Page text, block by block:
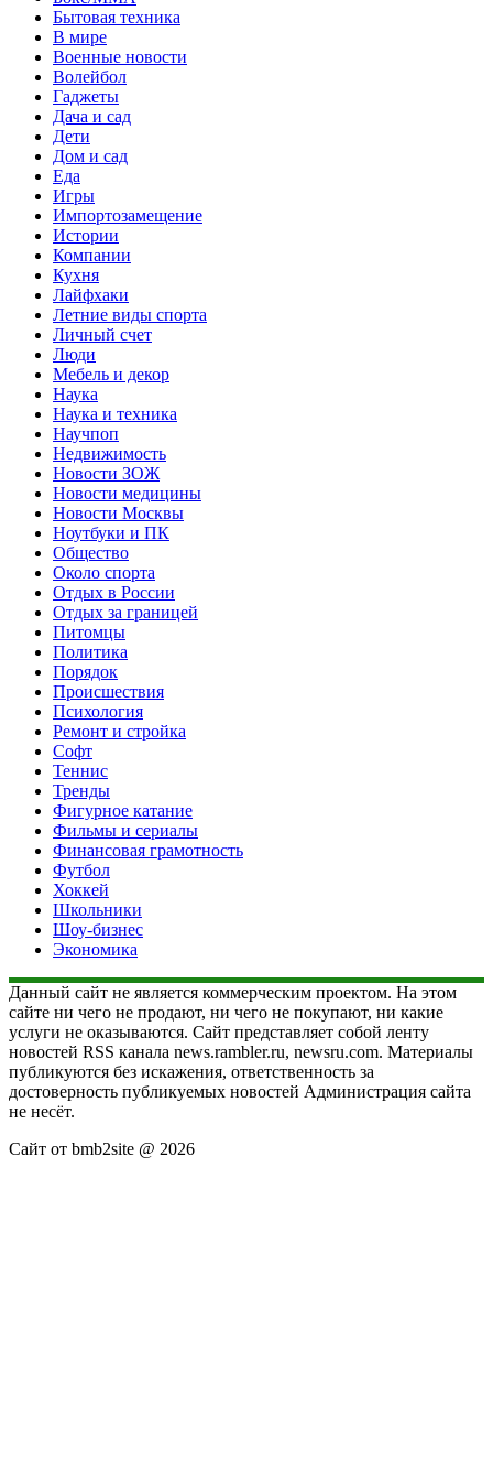
Бытовая техника
В мире
Военные новости
Волейбол
Гаджеты
Дача и сад
Дети
Дом и сад
Еда
Игры
Импортозамещение
Истории
Компании
Кухня
Лайфхаки
Летние виды спорта
Личный счет
Люди
Мебель и декор
Наука
Наука и техника
Научпоп
Недвижимость
Новости ЗОЖ
Новости медицины
Новости Москвы
Ноутбуки и ПК
Общество
Около спорта
Отдых в России
Отдых за границей
Питомцы
Политика
Порядок
Происшествия
Психология
Ремонт и стройка
Софт
Теннис
Тренды
Фигурное катание
Фильмы и сериалы
Финансовая грамотность
Футбол
Хоккей
Школьники
Шоу-бизнес
Экономика
Данный сайт не является коммерческим проектом. На этом
сайте ни чего не продают, ни чего не покупают, ни какие
услуги не оказываются. Сайт представляет собой ленту
новостей RSS канала news.rambler.ru, newsru.com. Материалы
публикуются без искажения, ответственность за
достоверность публикуемых новостей Администрация сайта
не несёт.
Сайт от bmb2site @ 2026